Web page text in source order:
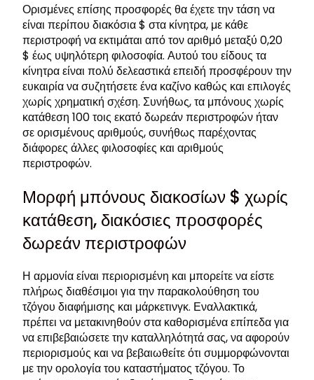
Ορισμένες επίσης προσφορές θα έχετε την τάση να
είναι περίπου διακόσια $ στα κίνητρα, με κάθε
περιστροφή να εκτιμάται από τον αριθμό μεταξύ 0,20
$ έως υψηλότερη φιλοσοφία. Αυτού του είδους τα
κίνητρα είναι πολύ δελεαστικά επειδή προσφέρουν την
ευκαιρία να συζητήσετε ένα καζίνο καθώς και επιλογές
χωρίς χρηματική σχέση. Συνήθως, τα μπόνους χωρίς
κατάθεση 100 τοις εκατό δωρεάν περιστροφών ήταν
σε ορισμένους αριθμούς, συνήθως παρέχοντας
διάφορες άλλες φιλοσοφίες και αριθμούς
περιστροφών.
Μορφή μπόνους διακοσίων $ χωρίς
κατάθεση, διακόσιες προσφορές
δωρεάν περιστροφών
Η αρμονία είναι περιορισμένη και μπορείτε να είστε
πλήρως διαθέσιμοι για την παρακολούθηση του
τζόγου διαφήμισης και μάρκετινγκ. Εναλλακτικά,
πρέπει να μετακινηθούν στα καθορισμένα επίπεδα για
να επιβεβαιώσετε την καταλληλότητά σας, να αφορούν
περιορισμούς και να βεβαιωθείτε ότι συμμορφώνονται
με την ορολογία του καταστήματος τζόγου. Το